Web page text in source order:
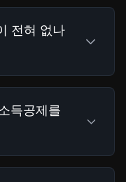
전혀 없나
득공제를